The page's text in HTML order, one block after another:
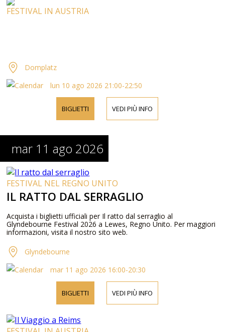
FESTIVAL IN AUSTRIA
Domplatz
lun 10 ago 2026 21:00-22:50
BIGLIETTI VEDI PIÙ INFO
mar 11 ago 2026
FESTIVAL NEL REGNO UNITO
IL RATTO DAL SERRAGLIO
Acquista i biglietti ufficiali per Il ratto dal serraglio al
Glyndebourne Festival 2026 a Lewes, Regno Unito. Per maggiori
informazioni, visita il nostro sito web.
Glyndebourne
mar 11 ago 2026 16:00-20:30
BIGLIETTI VEDI PIÙ INFO